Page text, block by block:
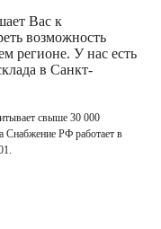
Вас к
возможность
регионе. У нас есть
в Санкт-
свыше 30 000
Снабжение РФ работает в